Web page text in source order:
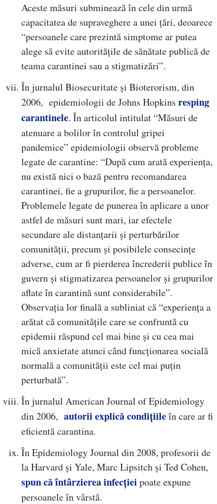
Aceste măsuri subminează în cele din urmă
capacitatea de supraveghere a unei țări, deoarece
“persoanele care prezintă simptome ar putea
alege să evite autoritățile de sănătate publică de
teama carantinei sau a stigmatizări”.
În jurnalul Biosecuritate și Bioterorism, din
2006, epidemiologii de Johns Hopkins resping
carantinele. În articolul intitulat “Măsuri de
atenuare a bolilor în controlul gripei
pandemice” epidemiologii observă probleme
legate de carantine: “După cum arată experiența,
nu există nici o bază pentru recomandarea
carantinei, fie a grupurilor, fie a persoanelor.
Problemele legate de punerea în aplicare a unor
astfel de măsuri sunt mari, iar efectele
secundare ale distanțarii și perturbărilor
comunității, precum și posibilele consecințe
adverse, cum ar fi pierderea încrederii publice în
guvern și stigmatizarea persoanelor și grupurilor
aflate în carantină sunt considerabile”.
Observația lor finală a subliniat că “experiența a
arătat că comunitățile care se confruntă cu
epidemii răspund cel mai bine și cu cea mai
mică anxietate atunci când funcționarea socială
normală a comunității este cel mai puțin
perturbată”.
În jurnalul American Journal of Epidemiology
din 2006, autorii explică condițiileîn care ar fi
eficientă carantina.
În Epidemiology Journal din 2008, profesorii de
la Harvard și Yale, Marc Lipsitch și Ted Cohen,
spun că întârzierea infecției poate expune
persoanele în vârstă.